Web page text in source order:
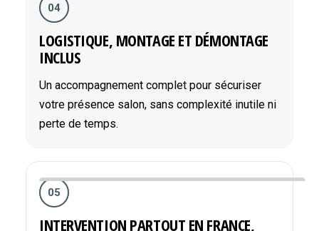
04
LOGISTIQUE, MONTAGE ET DÉMONTAGE
INCLUS
Un accompagnement complet pour sécuriser
votre présence salon, sans complexité inutile ni
perte de temps.
05
INTERVENTION PARTOUT EN FRANCE,